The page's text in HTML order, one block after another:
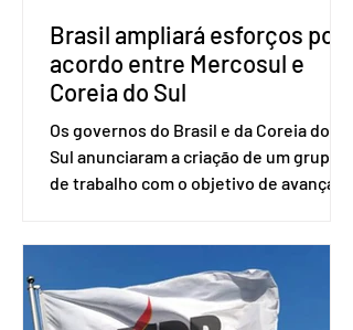
Brasil ampliará esforços por
acordo entre Mercosul e
Coreia do Sul
Os governos do Brasil e da Coreia do
Sul anunciaram a criação de um grupo
de trabalho com o objetivo de avançar
Uruguai, além de outros países
associados. “Decidimos criar um grupo